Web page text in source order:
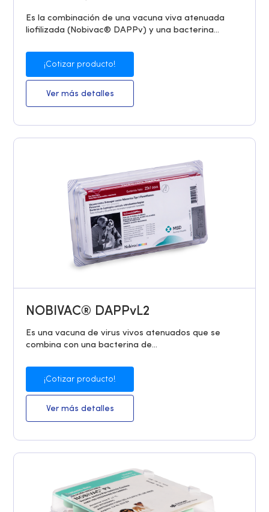
Es la combinación de una vacuna viva atenuada
liofilizada (Nobivac® DAPPv) y una bacterina...
¡Cotizar producto!
Ver más detalles
NOBIVAC® DAPPvL2
Es una vacuna de virus vivos atenuados que se
combina con una bacterina de...
¡Cotizar producto!
Ver más detalles